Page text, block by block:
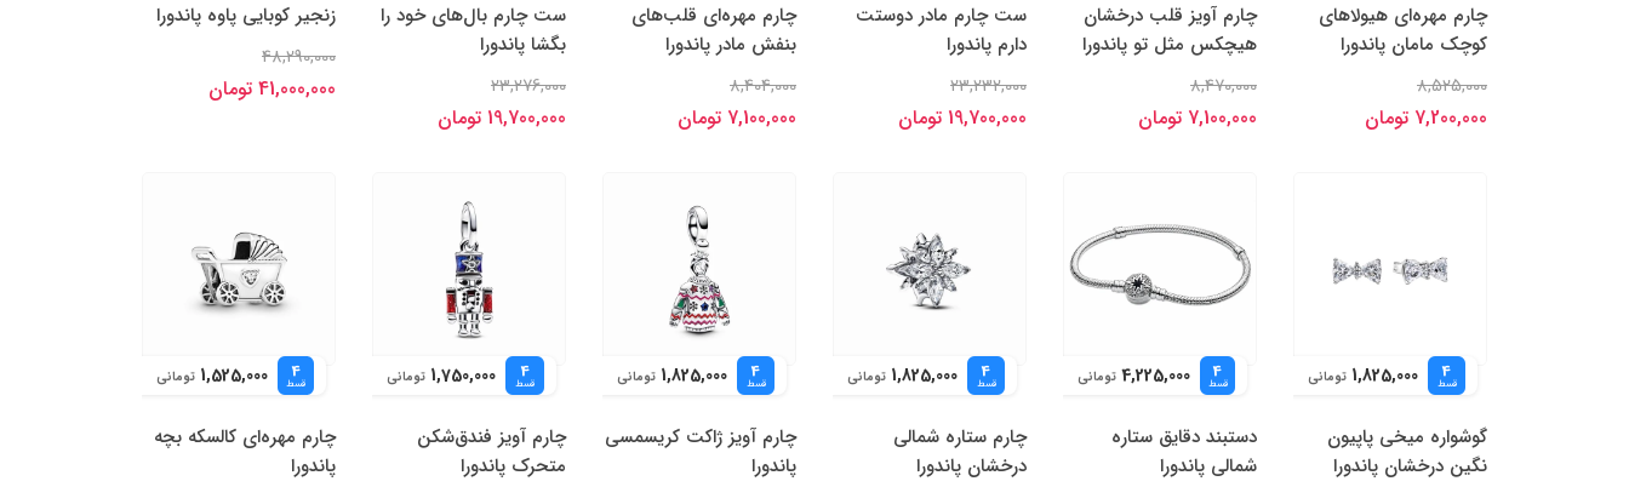
چارم مهره‌ای هیولاهای
کوچک مامان پاندورا
8,525,000
7,200,000 تومان
چارم آویز قلب درخشان
هیچکس مثل تو پاندورا
8,470,000
7,100,000 تومان
ست چارم مادر دوستت
دارم پاندورا
23,232,000
19,700,000 تومان
چارم مهره‌ای قلب‌های
بنفش مادر پاندورا
8,404,000
7,100,000 تومان
ست چارم بال‌های خود را
بگشا پاندورا
23,276,000
19,700,000 تومان
زنجیر کوبایی پاوه پاندورا
48,290,000
41,000,000 تومان
4
قسط 1,825,000 تومانی
گوشواره میخی پاپیون
نگین درخشان پاندورا
4
قسط 4,225,000 تومانی
دستبند دقایق ستاره
شمالی پاندورا
4
قسط 1,825,000 تومانی
چارم ستاره شمالی
درخشان پاندورا
4
قسط 1,825,000 تومانی
چارم آویز ژاکت کریسمسی
پاندورا
4
قسط 1,750,000 تومانی
چارم آویز فندق‌شکن
متحرک پاندورا
4
قسط 1,525,000 تومانی
چارم مهره‌ای کالسکه بچه
پاندورا